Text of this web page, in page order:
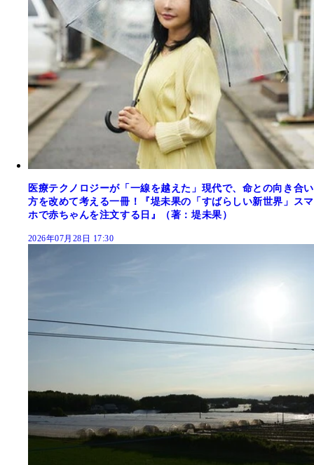
医療テクノロジーが「一線を越えた」現代で、命との向き合い
方を改めて考える一冊！『堤未果の「すばらしい新世界」スマ
ホで赤ちゃんを注文する日』（著：堤未果）
2026年07月28日 17:30